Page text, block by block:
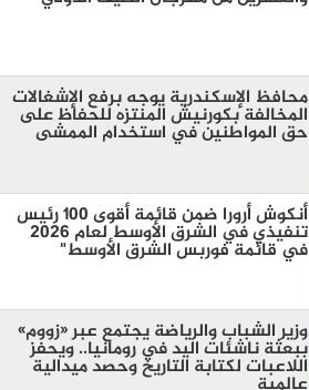
محافظ الإسكندرية يوجه برفع الإشغالات
المخالفة بكورنيش المنتزه للحفاظ على
حق المواطنين في استخدام الممشى
أنكوش أرورا ضمن قائمة أقوى 100 رئيس
تنفيذي في الشرق الأوسط لعام 2026
في قائمة فوربس الشرق الأوسط"
وزير الشباب والرياضة يجتمع عبر «زووم»
ببعثة ناشئات اليد في رومانيا.. ويحفز
اللاعبات لكتابة التاريخ وحصد ميدالية